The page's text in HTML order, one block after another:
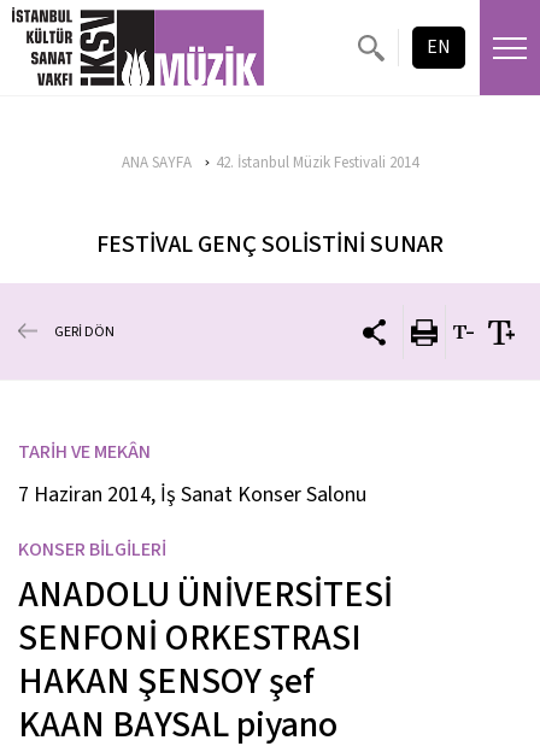
EN
ANA SAYFA 42. İstanbul Müzik Festivali 2014
FESTİVAL GENÇ SOLİSTİNİ SUNAR
GERİ DÖN
TARİH VE MEKÂN
7 Haziran 2014, İş Sanat Konser Salonu
KONSER BİLGİLERİ
ANADOLU ÜNİVERSİTESİ
SENFONİ ORKESTRASI
HAKAN ŞENSOYşef
KAAN BAYSALpiyano